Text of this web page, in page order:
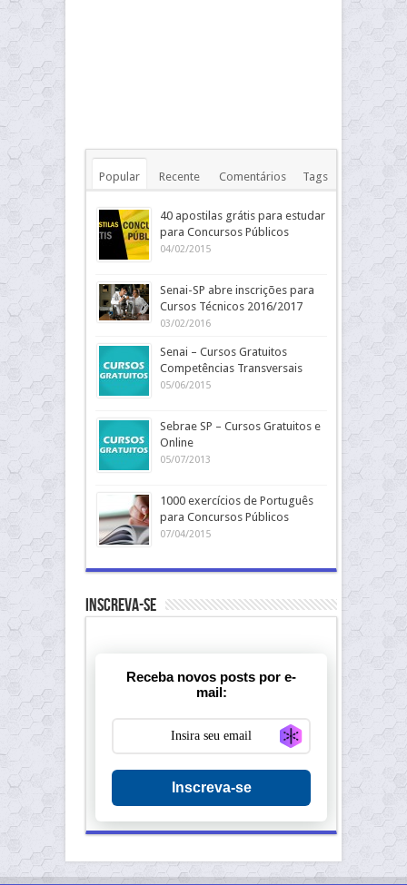
Popular Recente Comentários Tags
40 apostilas grátis para estudar
para Concursos Públicos
04/02/2015
Senai-SP abre inscrições para
Cursos Técnicos 2016/2017
03/02/2016
Senai – Cursos Gratuitos
Competências Transversais
05/06/2015
Sebrae SP – Cursos Gratuitos e
Online
05/07/2013
1000 exercícios de Português
para Concursos Públicos
07/04/2015
Inscreva-se
Receba novos posts por e-
mail:
Generate new
Inscreva-se